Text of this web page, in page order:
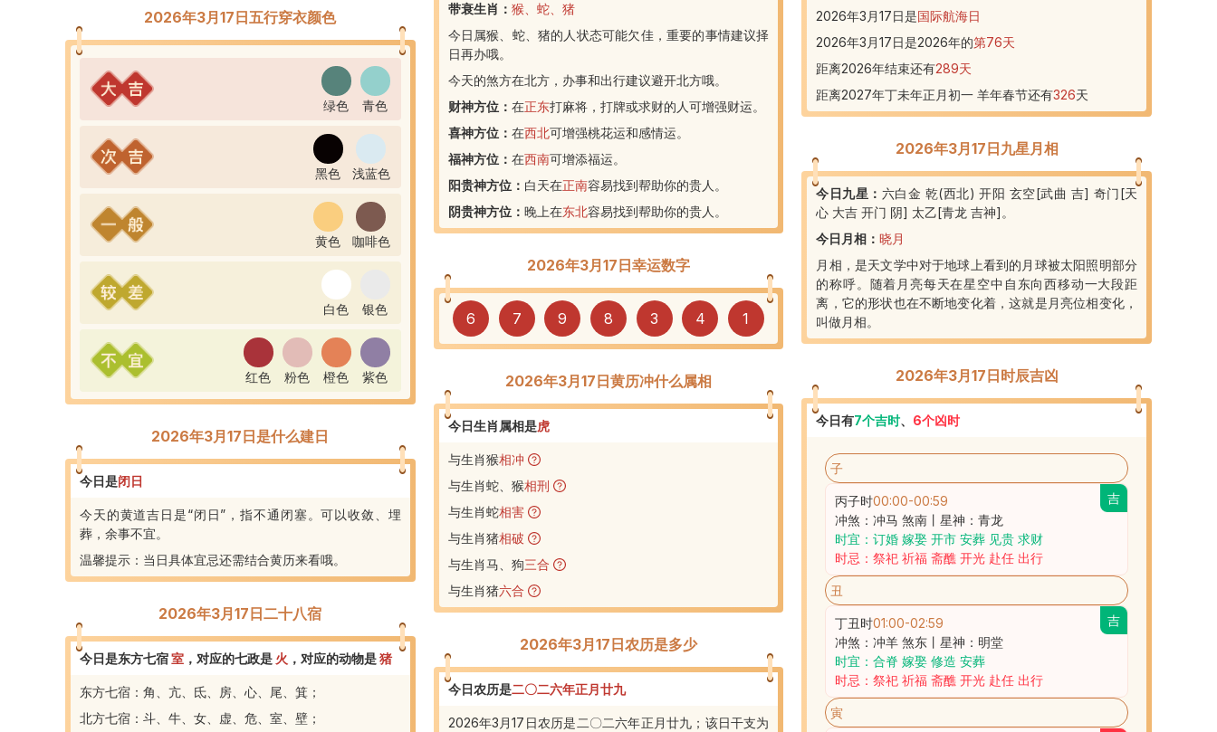
2026年3月17日五行穿衣颜色
绿色 青色
黑色 浅蓝色
黄色 咖啡色
白色 银色
红色 粉色 橙色 紫色
2026年3月17日是什么建日
今日是闭日
今天的黄道吉日是“闭日”，指不通闭塞。可以收敛、埋
葬，余事不宜。
温馨提示：当日具体宜忌还需结合黄历来看哦。
2026年3月17日二十八宿
今日是东方七宿室 ， 对应的七政是 火 ， 对应的动物是猪
东方七宿：角、亢、氐、房、心、尾、箕；
北方七宿：斗、牛、女、虚、危、室、壁；
带衰生肖： 猴、蛇、猪
今日属猴、蛇、猪的人状态可能欠佳，重要的事情建议择
日再办哦。
今天的煞方在北方，办事和出行建议避开北方哦。
财神方位： 在正东打麻将，打牌或求财的人可增强财运。
喜神方位： 在西北可增强桃花运和感情运。
福神方位： 在西南可增添福运。
阳贵神方位： 白天在正南容易找到帮助你的贵人。
阴贵神方位： 晚上在东北容易找到帮助你的贵人。
2026年3月17日幸运数字
6 7 9 8 3 4 1
2026年3月17日黄历冲什么属相
今日生肖属相是虎
与生肖猴相冲
与生肖蛇、猴相刑
与生肖蛇相害
与生肖猪相破
与生肖马、狗三合
与生肖猪六合
2026年3月17日农历是多少
今日农历是二〇二六年正月廿九
2026年3月17日农历是二〇二六年正月廿九；该日干支为
2026年3月17日是国际航海日
2026年3月17日是2026年的第76天
距离2026年结束还有289天
距离2027年丁未年正月初一 羊年春节还有326天
2026年3月17日九星月相
今日九星： 六白金 乾(西北) 开阳 玄空[武曲 吉] 奇门[天
心 大吉 开门 阴] 太乙[青龙 吉神] 。
今日月相：晓月
月相，是天文学中对于地球上看到的月球被太阳照明部分
的称呼。随着月亮每天在星空中自东向西移动一大段距
离，它的形状也在不断地变化着，这就是月亮位相变化，
叫做月相。
2026年3月17日时辰吉凶
今日有7个吉时、 6个凶时
子
丙子时00:00-00:59
冲煞：冲马 煞南丨星神：青龙
时宜：订婚 嫁娶 开市 安葬 见贵 求财
时忌：祭祀 祈福 斋醮 开光 赴任 出行
吉
丑
丁丑时01:00-02:59
冲煞：冲羊 煞东丨星神：明堂
时宜：合脊 嫁娶 修造 安葬
时忌：祭祀 祈福 斋醮 开光 赴任 出行
吉
寅